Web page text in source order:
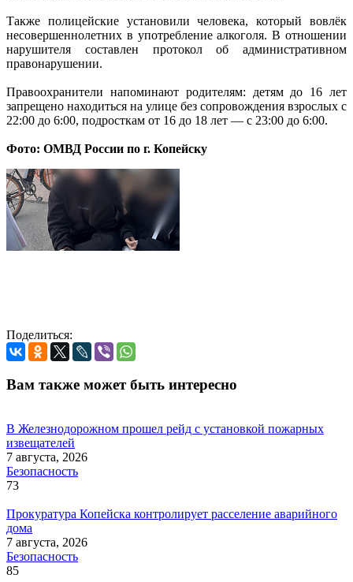
Также полицейские установили человека, который вовлёк
несовершеннолетних в употребление алкоголя. В отношении
нарушителя составлен протокол об административном
правонарушении.
Правоохранители напоминают родителям: детям до 16 лет
запрещено находиться на улице без сопровождения взрослых с
22:00 до 6:00, подросткам от 16 до 18 лет — с 23:00 до 6:00.
Фото: ОМВД России по г. Копейску
Поделиться:
Вам также может быть интересно
В Железнодорожном прошел рейд с установкой пожарных
извещателей
7 августа, 2026
Безопасность
73
Прокуратура Копейска контролирует расселение аварийного
дома
7 августа, 2026
Безопасность
85